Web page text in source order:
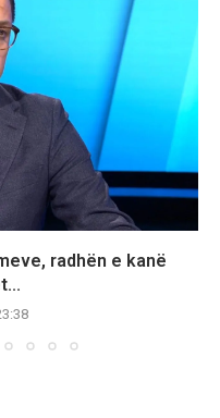
radhën e kanë